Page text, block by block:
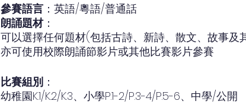
參賽語言 ：英語/粵語/普通話
朗誦題材：
可以選擇任何題材(包括古詩、新詩、散文、故事及
亦可使用校際朗誦節影片或其他比賽影片參賽
比賽組別 ：
幼稚園K.1/K.2/K.3、小學P.1-2/P.3-4/P.5-6、中學/公開